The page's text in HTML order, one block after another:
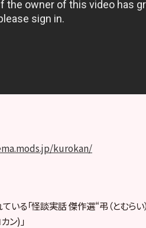
kurokan/
いる「怪談実話 傑作選“弔（とむらい
ン)」